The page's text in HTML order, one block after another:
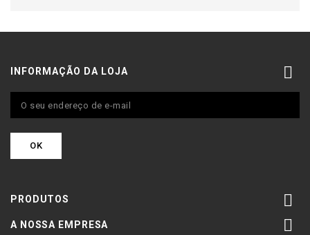
INFORMAÇÃO DA LOJA 
PRODUTOS 
A NOSSA EMPRESA 